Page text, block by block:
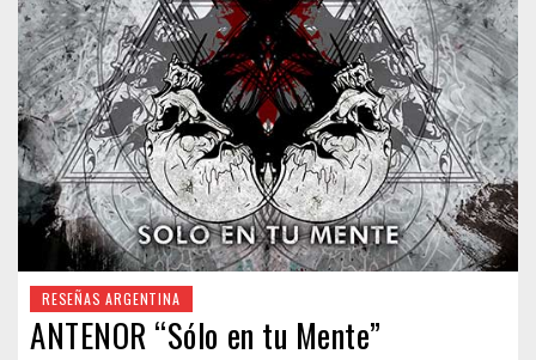
RESEÑAS ARGENTINA
ANTENOR “Sólo en tu Mente”